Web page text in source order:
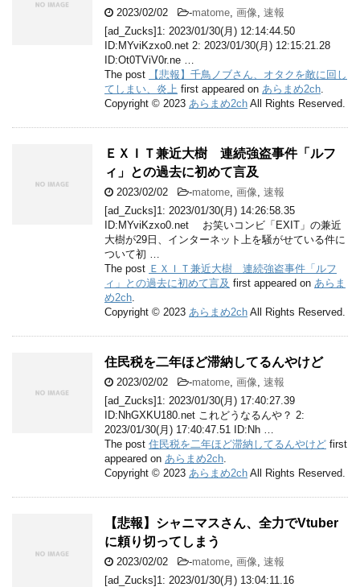
2023/02/02 -matome 画像 速報
[ad_Zucks]1: 2023/01/30(月) 12:14:44.50
ID:MYviKzxo0.net 2: 2023/01/30(月) 12:15:21.28
ID:Ot0TViV0r.ne …
The post
【悲報】千鳥ノブさん、オタクを敵に回し
てしまい、炎上 first appeared on あらまめ2ch
Copyright © 2023 あらまめ2ch All Rights Reserved.
ＥＸＩＴ兼近大樹 連続強盗事件「ルフ
ィ」との過去に初めて言及
2023/02/02 -matome 画像 速報
[ad_Zucks]1: 2023/01/30(月) 14:26:58.35
ID:MYviKzxo0.net お笑いコンビ「EXIT」の兼近
大樹が29日、インターネット上を騒がせている件に
ついて初 …
The post ＥＸＩＴ兼近大樹 連続強盗事件「ルフ
ィ」との過去に初めて言及 first appeared on あらま
め2ch
Copyright © 2023 あらまめ2ch All Rights Reserved.
住民税を二年ほど滞納してるんやけど
2023/02/02 -matome 画像 速報
[ad_Zucks]1: 2023/01/30(月) 17:40:27.39
ID:NhGXKU180.net これどうなるんや？ 2:
2023/01/30(月) 17:40:47.51 ID:Nh …
The post 住民税を二年ほど滞納してるんやけど first
appeared on あらまめ2ch
Copyright © 2023 あらまめ2ch All Rights Reserved.
【悲報】シャニマスさん、全力でVtuber
に頼り切ってしまう
2023/02/02 -matome 画像 速報
[ad_Zucks]1: 2023/01/30(月) 13:04:11.16